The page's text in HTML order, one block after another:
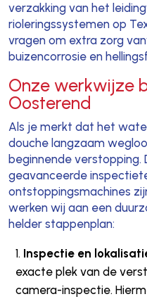
verzakking van het
rioleringssystemen op
vragen om extra zorg
buizencorrosie en
Onze werkwijze
Oosterend
Als je merkt dat het
douche langzaam
beginnende verstopping.
geavanceerde
ontstoppingsmachines
werken wij aan een
helder stappenplan:
Inspectie en
exacte plek van de
camera-inspectie.